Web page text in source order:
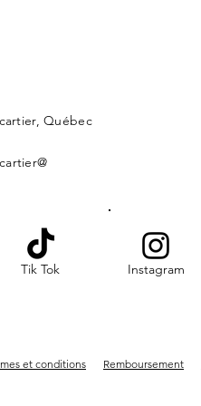
Québec
Tik Tok Instagram
et conditions Remboursement